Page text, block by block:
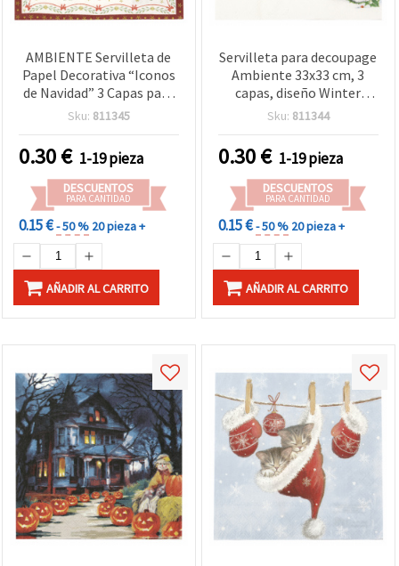
AMBIENTE Servilleta de
Papel Decorativa “Iconos
de Navidad” 3 Capas para
Decoupage, Manualidades
roja/verde con borde de
estrellas en color dorado
(Papá Noel, Muñeco de
Nieve, Cascanueces, Árbol
de Navidad), 33 x 33 cm, 1
ud
Sku: 811345
0.30€ 1-19 pieza
DESCUENTOS
PARA CANTIDAD
0.15 €- 50 % 20 pieza +
AÑADIR AL CARRITO
Servilleta para decoupage
Ambiente 33x33 cm, 3
capas, diseño Winter
Treat - 1 unidad
Sku: 811344
0.30€ 1-19 pieza
DESCUENTOS
PARA CANTIDAD
0.15 €- 50 % 20 pieza +
AÑADIR AL CARRITO